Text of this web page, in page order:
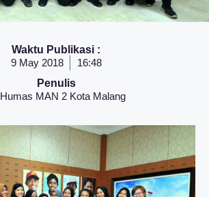
Waktu Publikasi :
9 May 2018
16:48
Penulis
Humas MAN 2 Kota Malang